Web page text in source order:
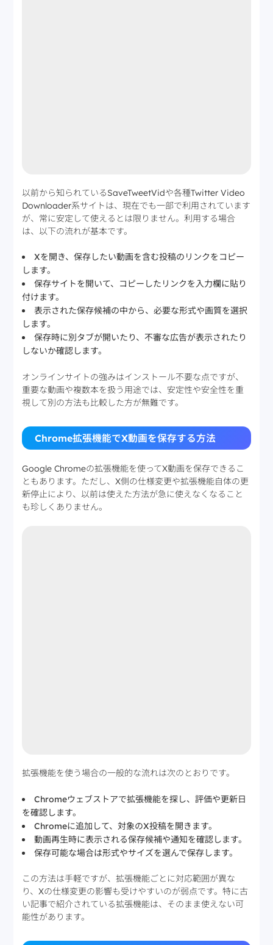
以前から知られているSaveTweetVidや各種Twitter Video
Downloader系サイトは、現在でも一部で利用されています
が、常に安定して使えるとは限りません。利用する場合
は、以下の流れが基本です。
Xを開き、保存したい動画を含む投稿のリンクをコピー
します。
保存サイトを開いて、コピーしたリンクを入力欄に貼り
付けます。
表示された保存候補の中から、必要な形式や画質を選択
します。
保存時に別タブが開いたり、不審な広告が表示されたり
しないか確認します。
オンラインサイトの強みはインストール不要な点ですが、
重要な動画や複数本を扱う用途では、安定性や安全性を重
視して別の方法も比較した方が無難です。
Chrome拡張機能でX動画を保存する方法
Google Chromeの拡張機能を使ってX動画を保存できるこ
ともあります。ただし、X側の仕様変更や拡張機能自体の更
新停止により、以前は使えた方法が急に使えなくなること
も珍しくありません。
拡張機能を使う場合の一般的な流れは次のとおりです。
Chromeウェブストアで拡張機能を探し、評価や更新日
を確認します。
Chromeに追加して、対象のX投稿を開きます。
動画再生時に表示される保存候補や通知を確認します。
保存可能な場合は形式やサイズを選んで保存します。
この方法は手軽ですが、拡張機能ごとに対応範囲が異な
り、Xの仕様変更の影響も受けやすいのが弱点です。特に古
い記事で紹介されている拡張機能は、そのまま使えない可
能性があります。